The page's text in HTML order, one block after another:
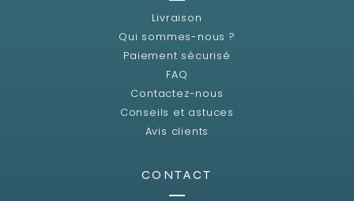
Livraison
Qui sommes-nous ?
Paiement sécurisé
FAQ
Contactez-nous
Conseils et astuces
Avis clients
CONTACT